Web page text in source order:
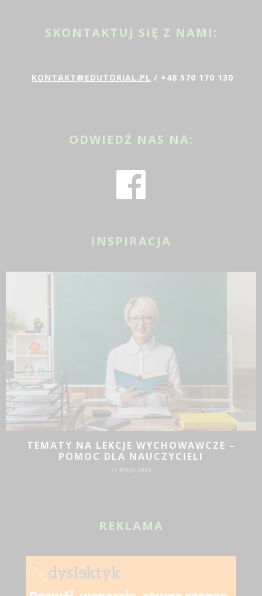
SKONTAKTUJ SIĘ Z NAMI:
KONTAKT@EDUTORIAL.PL / +48 570 170 130
ODWIEDŹ NAS NA:
INSPIRACJA
TEMATY NA LEKCJE WYCHOWAWCZE –
POMOC DLA NAUCZYCIELI
12 MAJA 2025
REKLAMA